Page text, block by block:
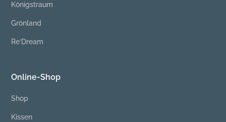
Königstraum
Grönland
Re‘Dream
Online-Shop
Shop
Kissen